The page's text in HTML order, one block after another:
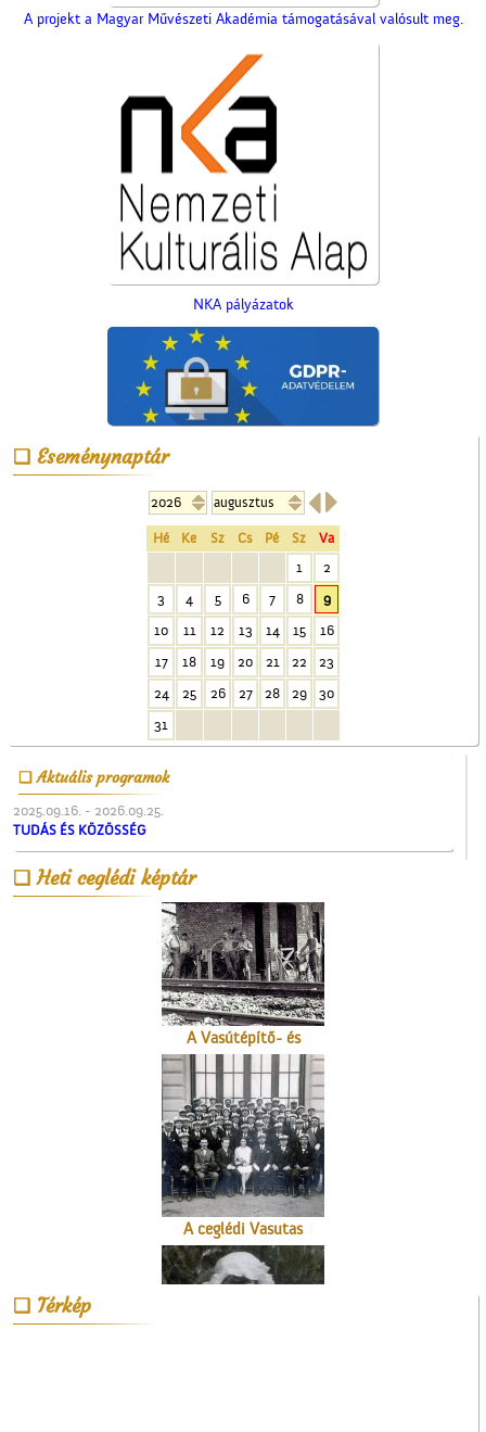
A projekt a Magyar Művészeti Akadémia támogatásával valósult meg.
NKA pályázatok
Eseménynaptár

Hé Ke Sz Cs Pé Sz
Va
1
2
3
4 5 6 7 8
9
10
11 12 13 14 15
16
17
18 19 20 21 22
23
24
25 26 27 28 29
30
31
Aktuális programok
2025.09.16. - 2026.09.25.
TUDÁS ÉS KÖZÖSSÉG
Heti ceglédi képtár
A Vigadó
Cegléd a magasból
A Vasútépítő- és
Karbantartó
A ceglédi Vasutas
Dalkarról
Térkép